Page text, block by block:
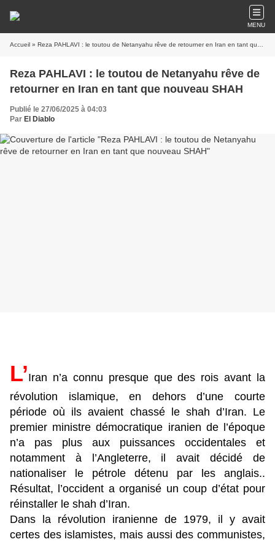
MENU
Accueil » Reza PAHLAVI : le toutou de Netanyahu rêve de retourner en Iran en tant que nouveau SHAH
Reza PAHLAVI : le toutou de Netanyahu rêve de
retourner en Iran en tant que nouveau SHAH
Publié le 27/06/2025 à 04:03
Par El Diablo
L’Iran n’a connu presque que des rois avant la
révolution islamique, en dehors d’une courte
période où ils avaient chassé le shah d’Iran. Le
premier ministre démocratique iranien de l’époque
n’a pas plus aux puissances occidentales et
notamment à l’Angleterre, il avait décidé de
nationaliser le pétrole détenu par les anglais..
Résultat, l’occident a organisé un coup d’état pour
réinstaller le shah d’Iran.
Dans la révolution iranienne de 1979, il y avait
certes des islamistes, mais aussi des communistes,